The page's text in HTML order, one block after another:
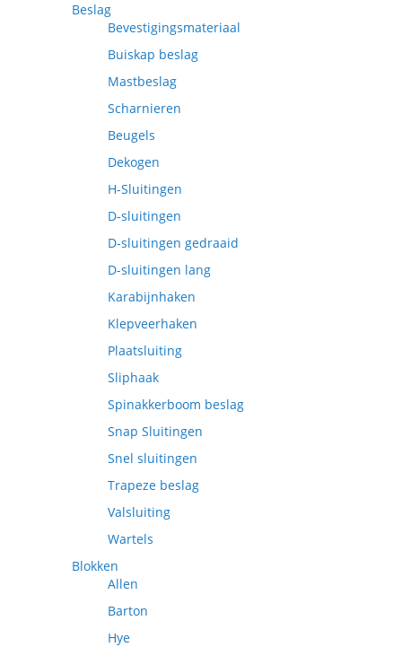
Beslag
Bevestigingsmateriaal
Buiskap beslag
Mastbeslag
Scharnieren
Beugels
Dekogen
H-Sluitingen
D-sluitingen
D-sluitingen gedraaid
D-sluitingen lang
Karabijnhaken
Klepveerhaken
Plaatsluiting
Sliphaak
Spinakkerboom beslag
Snap Sluitingen
Snel sluitingen
Trapeze beslag
Valsluiting
Wartels
Blokken
Allen
Barton
Hye